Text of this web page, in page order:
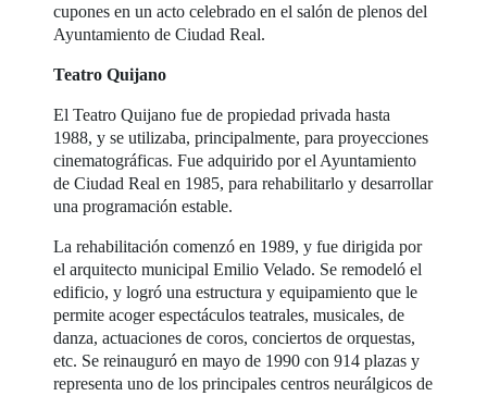
cupones en un acto celebrado en el salón de plenos del
Ayuntamiento de Ciudad Real.
Teatro Quijano
El Teatro Quijano fue de propiedad privada hasta
1988, y se utilizaba, principalmente, para proyecciones
cinematográficas. Fue adquirido por el Ayuntamiento
de Ciudad Real en 1985, para rehabilitarlo y desarrollar
una programación estable.
La rehabilitación comenzó en 1989, y fue dirigida por
el arquitecto municipal Emilio Velado. Se remodeló el
edificio, y logró una estructura y equipamiento que le
permite acoger espectáculos teatrales, musicales, de
danza, actuaciones de coros, conciertos de orquestas,
etc. Se reinauguró en mayo de 1990 con 914 plazas y
representa uno de los principales centros neurálgicos de